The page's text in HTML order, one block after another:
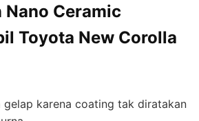
Nano Ceramic
Toyota New Corolla
gelap karena coating tak diratakan